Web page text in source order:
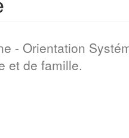
- Orientation
et de famille.